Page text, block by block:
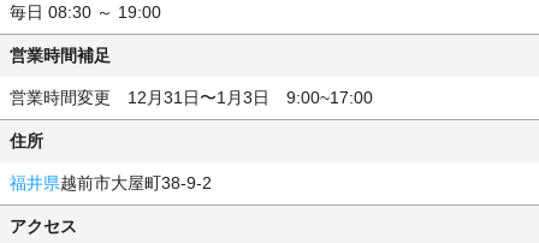
毎日 08:30 ～ 19:00
営業時間補足
営業時間変更 12月31日〜1月3日 9:00~17:00
住所
福井県越前市大屋町38-9-2
アクセス